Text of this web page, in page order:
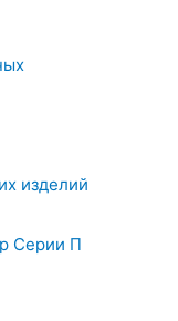
изделий
Серии П